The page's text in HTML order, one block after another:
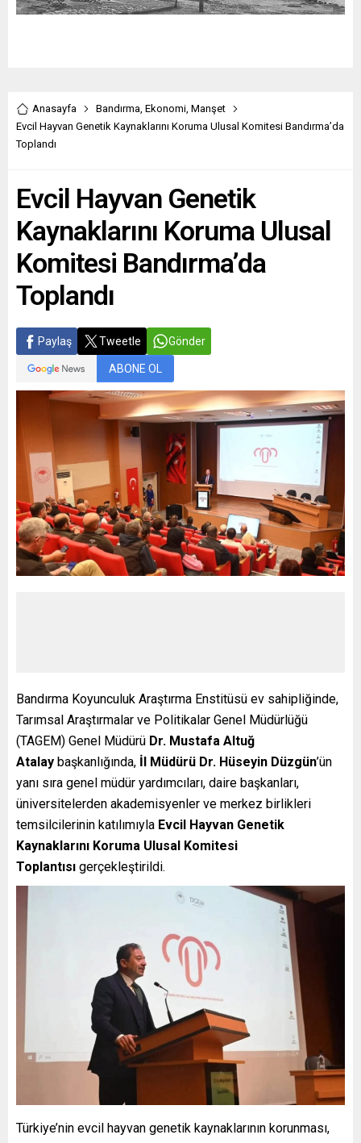
Anasayfa Bandırma, Ekonomi, Manşet
Evcil Hayvan Genetik Kaynaklarını Koruma Ulusal Komitesi Bandırma’da
Toplandı
Evcil Hayvan Genetik
Kaynaklarını Koruma Ulusal
Komitesi Bandırma’da
Toplandı
Paylaş Tweetle Gönder
ABONE OL
Bandırma Koyunculuk Araştırma Enstitüsü ev sahipliğinde,
Tarımsal Araştırmalar ve Politikalar Genel Müdürlüğü
(TAGEM) Genel Müdürü Dr. Mustafa Altuğ
Atalay başkanlığında, İl Müdürü Dr. Hüseyin Düzgün’ün
yanı sıra genel müdür yardımcıları, daire başkanları,
üniversitelerden akademisyenler ve merkez birlikleri
temsilcilerinin katılımıyla Evcil Hayvan Genetik
Kaynaklarını Koruma Ulusal Komitesi
Toplantısı gerçekleştirildi.
Türkiye’nin evcil hayvan genetik kaynaklarının korunması,